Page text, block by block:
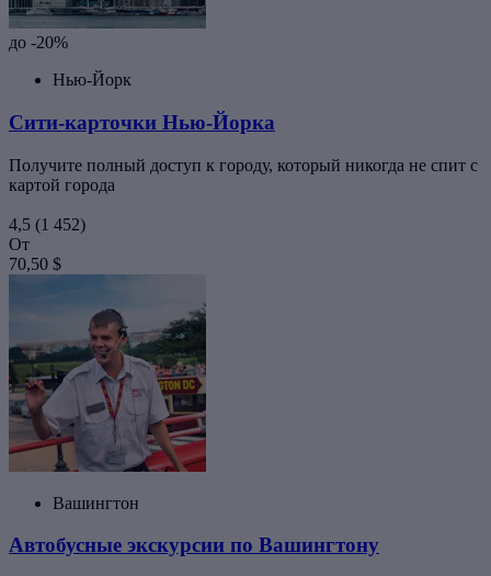
до -20%
Нью-Йорк
Сити-карточки Нью-Йорка
Получите полный доступ к городу, который никогда не спит с
картой города
4,5 (1 452)
От
70,50 $
Вашингтон
Автобусные экскурсии по Вашингтону